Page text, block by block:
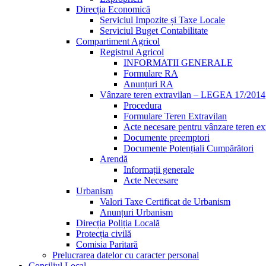
Direcția Economică
Serviciul Impozite și Taxe Locale
Serviciul Buget Contabilitate
Compartiment Agricol
Registrul Agricol
INFORMATII GENERALE
Formulare RA
Anunțuri RA
Vânzare teren extravilan – LEGEA 17/2014
Procedura
Formulare Teren Extravilan
Acte necesare pentru vânzare teren
Documente preemptori
Documente Potențiali Cumpărători
Arendă
Informații generale
Acte Necesare
Urbanism
Valori Taxe Certificat de Urbanism
Anunțuri Urbanism
Direcția Poliția Locală
Protecția civilă
Comisia Paritară
Prelucrarea datelor cu caracter personal